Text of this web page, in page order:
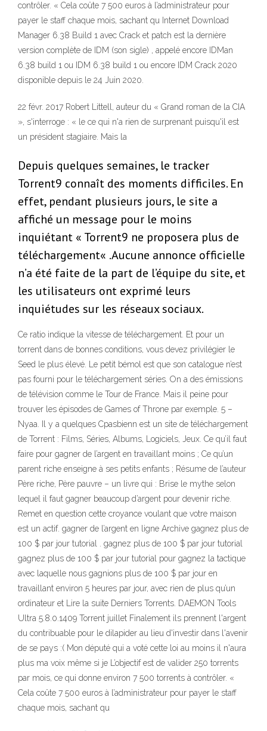
contrôler. « Cela coûte 7 500 euros à l’administrateur pour
payer le staff chaque mois, sachant qu Internet Download
Manager 6.38 Build 1 avec Crack et patch est la dernière
version complète de IDM (son sigle) , appelé encore IDMan
6.38 build 1 ou IDM 6.38 build 1 ou encore IDM Crack 2020
disponible depuis le 24 Juin 2020.
22 févr. 2017 Robert Littell, auteur du « Grand roman de la CIA
», s'interroge : « le ce qui n'a rien de surprenant puisqu'il est
un président stagiaire. Mais la
Depuis quelques semaines, le tracker
Torrent9 connaît des moments difficiles. En
effet, pendant plusieurs jours, le site a
affiché un message pour le moins
inquiétant « Torrent9 ne proposera plus de
téléchargement« .Aucune annonce officielle
n’a été faite de la part de l’équipe du site, et
les utilisateurs ont exprimé leurs
inquiétudes sur les réseaux sociaux.
Ce ratio indique la vitesse de téléchargement. Et pour un
torrent dans de bonnes conditions, vous devez privilégier le
Seed le plus élevé. Le petit bémol est que son catalogue n’est
pas fourni pour le téléchargement séries. On a des émissions
de télévision comme le Tour de France. Mais il peine pour
trouver les épisodes de Games of Throne par exemple. 5 –
Nyaa. Il y a quelques Cpasbienn est un site de téléchargement
de Torrent : Films, Séries, Albums, Logiciels, Jeux. Ce qu’il faut
faire pour gagner de l’argent en travaillant moins ; Ce qu’un
parent riche enseigne à ses petits enfants ; Résume de l’auteur
Père riche, Père pauvre – un livre qui : Brise le mythe selon
lequel il faut gagner beaucoup d’argent pour devenir riche.
Remet en question cette croyance voulant que votre maison
est un actif. gagner de l’argent en ligne Archive gagnez plus de
100 $ par jour tutorial . gagnez plus de 100 $ par jour tutorial
gagnez plus de 100 $ par jour tutorial pour gagnez la tactique
avec laquelle nous gagnions plus de 100 $ par jour en
travaillant environ 5 heures par jour, avec rien de plus qu’un
ordinateur et Lire la suite Derniers Torrents. DAEMON Tools
Ultra 5.8.0.1409 Torrent juillet Finalement ils prennent l'argent
du contribuable pour le dilapider au lieu d'investir dans l'avenir
de se pays :( Mon député qui a voté cette loi au moins il n'aura
plus ma voix même si je L’objectif est de valider 250 torrents
par mois, ce qui donne environ 7 500 torrents à contrôler. «
Cela coûte 7 500 euros à l’administrateur pour payer le staff
chaque mois, sachant qu